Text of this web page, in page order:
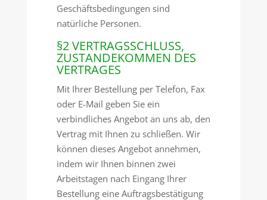
Geschäftsbedingungen sind
natürliche Personen.
§2 VERTRAGSSCHLUSS,
ZUSTANDEKOMMEN DES
VERTRAGES
Mit Ihrer Bestellung per Telefon, Fax
oder E-Mail geben Sie ein
verbindliches Angebot an uns ab, den
Vertrag mit Ihnen zu schließen. Wir
können dieses Angebot annehmen,
indem wir Ihnen binnen zwei
Arbeitstagen nach Eingang Ihrer
Bestellung eine Auftragsbestätigung